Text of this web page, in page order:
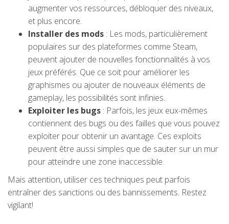
augmenter vos ressources, débloquer des niveaux,
et plus encore.
Installer des mods : Les mods, particulièrement
populaires sur des plateformes comme Steam,
peuvent ajouter de nouvelles fonctionnalités à vos
jeux préférés. Que ce soit pour améliorer les
graphismes ou ajouter de nouveaux éléments de
gameplay, les possibilités sont infinies.
Exploiter les bugs : Parfois, les jeux eux-mêmes
contiennent des bugs ou des failles que vous pouvez
exploiter pour obtenir un avantage. Ces exploits
peuvent être aussi simples que de sauter sur un mur
pour atteindre une zone inaccessible.
Mais attention, utiliser ces techniques peut parfois
entraîner des sanctions ou des bannissements. Restez
vigilant!